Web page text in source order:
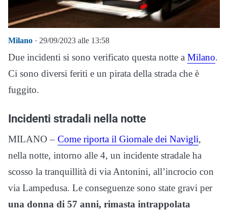
Milano · 29/09/2023 alle 13:58
Due incidenti si sono verificato questa notte a Milano.
Ci sono diversi feriti e un pirata della strada che è
fuggito.
Incidenti stradali nella notte
MILANO – Come riporta il Giornale dei Navigli,
nella notte, intorno alle 4, un incidente stradale ha
scosso la tranquillità di via Antonini, all’incrocio con
via Lampedusa. Le conseguenze sono state gravi per
una donna di 57 anni, rimasta intrappolata